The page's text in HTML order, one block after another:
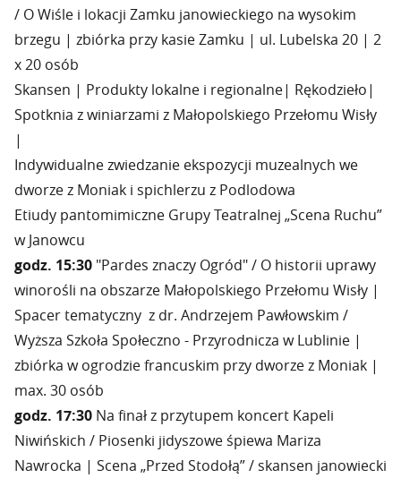
/ O Wiśle i lokacji Zamku janowieckiego na wysokim
brzegu | zbiórka przy kasie Zamku | ul. Lubelska 20 | 2
x 20 osób
Skansen | Produkty lokalne i regionalne| Rękodzieło|
Spotknia z winiarzami z Małopolskiego Przełomu Wisły
|
Indywidualne zwiedzanie ekspozycji muzealnych we
dworze z Moniak i spichlerzu z Podlodowa
Etiudy pantomimiczne Grupy Teatralnej „Scena Ruchu”
w Janowcu
godz. 15:30 "Pardes znaczy Ogród" / O historii uprawy
winorośli na obszarze Małopolskiego Przełomu Wisły |
Spacer tematyczny z dr. Andrzejem Pawłowskim /
Wyższa Szkoła Społeczno - Przyrodnicza w Lublinie |
zbiórka w ogrodzie francuskim przy dworze z Moniak |
max. 30 osób
godz. 17:30 Na finał z przytupem koncert Kapeli
Niwińskich / Piosenki jidyszowe śpiewa Mariza
Nawrocka | Scena „Przed Stodołą” / skansen janowiecki